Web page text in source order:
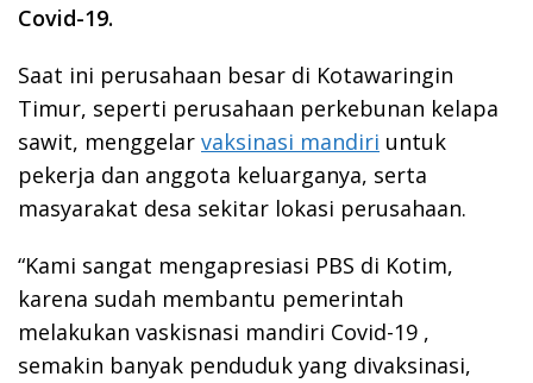
Covid-19.
Saat ini perusahaan besar di Kotawaringin
Timur, seperti perusahaan perkebunan kelapa
sawit, menggelar vaksinasi mandiri untuk
pekerja dan anggota keluarganya, serta
masyarakat desa sekitar lokasi perusahaan.
“Kami sangat mengapresiasi PBS di Kotim,
karena sudah membantu pemerintah
melakukan vaskisnasi mandiri Covid-19 ,
semakin banyak penduduk yang divaksinasi,